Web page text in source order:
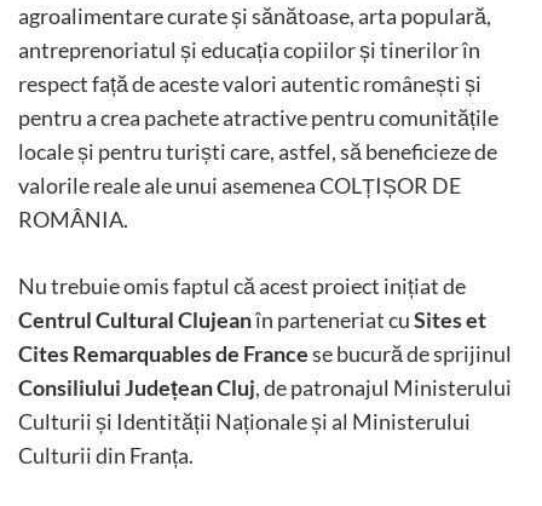
agroalimentare curate și sănătoase, arta populară,
antreprenoriatul și educația copiilor și tinerilor în
respect față de aceste valori autentic românești și
pentru a crea pachete atractive pentru comunitățile
locale și pentru turiști care, astfel, să beneficieze de
valorile reale ale unui asemenea COLȚIȘOR DE
ROMÂNIA.
Nu trebuie omis faptul că acest proiect inițiat de
Centrul Cultural Clujeanîn parteneriat cuSites et
Cites Remarquables de Francese bucură de sprijinul
Consiliului Județean Cluj, de patronajul Ministerului
Culturii și Identității Naționale și al Ministerului
Culturii din Franța.